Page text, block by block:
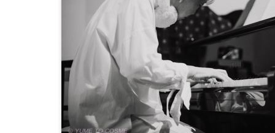
© YUME TO COSME